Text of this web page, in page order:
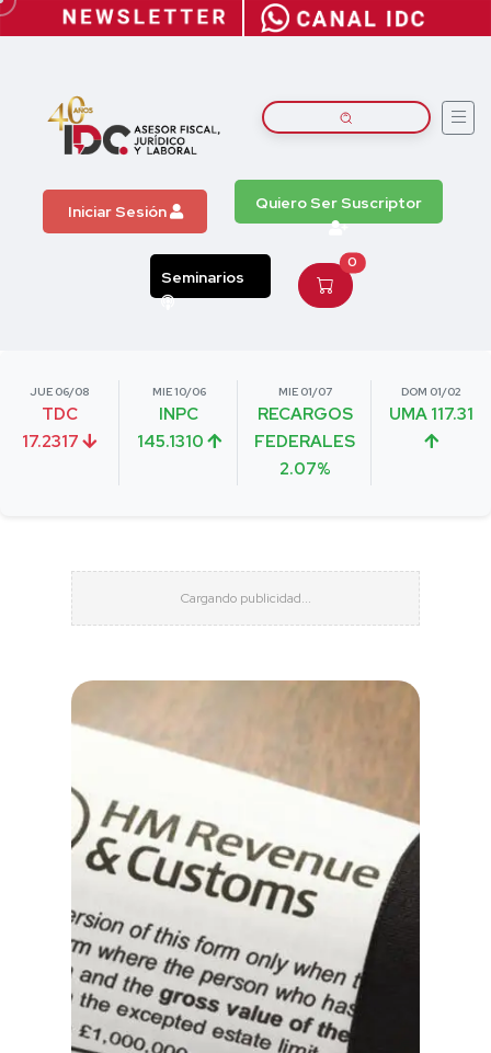
Iniciar Sesión Quiero Ser Suscriptor
Seminarios
0
JUE 06/08
TDC
17.2317
MIE 10/06
INPC
145.1310
MIE 01/07
RECARGOS
FEDERALES
2.07%
DOM 01/02
UMA 117.31